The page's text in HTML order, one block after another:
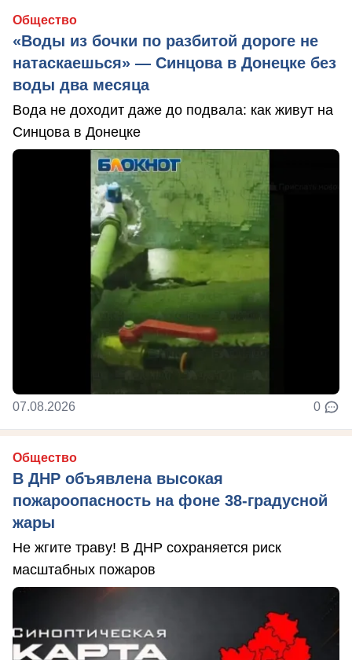
Общество
«Воды из бочки по разбитой дороге не
натаскаешься» — Синцова в Донецке без
воды два месяца
Вода не доходит даже до подвала: как живут на
Синцова в Донецке
07.08.2026 0
Общество
В ДНР объявлена высокая
пожароопасность на фоне 38-градусной
жары
Не жгите траву! В ДНР сохраняется риск
масштабных пожаров